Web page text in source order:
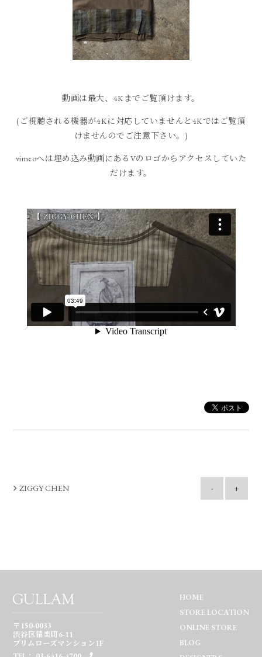
動画は最大、4Kまでご覧頂けます。
(ご視聴される機器が4Kに対応していませんと4Kではご覧頂
けませんのでご注意下さい。)
vimeoへは埋め込み動画にあるVのロゴからアクセスしていた
だけます。
ZIGGY CHEN - +
〒150-0033
渋谷区猿楽町6-11
プリムローズマンション1F
HOME
STORE LOCATION
ONLINE STORE
BLOG